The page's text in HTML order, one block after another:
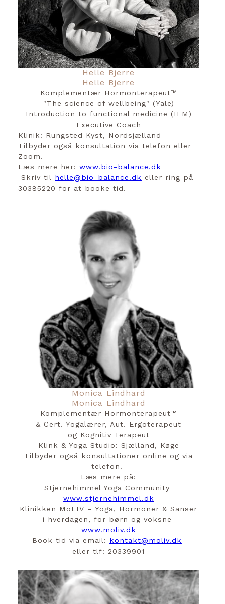
Helle Bjerre
Helle Bjerre
Komplementær Hormonterapeut™️
"The science of wellbeing" (Yale)
Introduction to functional medicine (IFM)
Executive Coach
Klinik: Rungsted Kyst, Nordsjælland
Tilbyder også konsultation via telefon eller
Zoom.
Læs mere her: www.bio-balance.dk
Skriv til helle@bio-balance.dk eller ring på
30385220 for at booke tid.
Monica Lindhard
Monica Lindhard
Komplementær Hormonterapeut™️
& Cert. Yogalærer, Aut. Ergoterapeut
og Kognitiv Terapeut
Klink & Yoga Studio: Sjælland, Køge
Tilbyder også konsultationer online og via
telefon.
Læs mere på:
Stjernehimmel Yoga Community
www.stjernehimmel.dk
Klinikken MoLIV – Yoga, Hormoner & Sanser
i hverdagen, for børn og voksne
www.moliv.dk
Book tid via email: kontakt@moliv.dk
eller tlf: 20339901